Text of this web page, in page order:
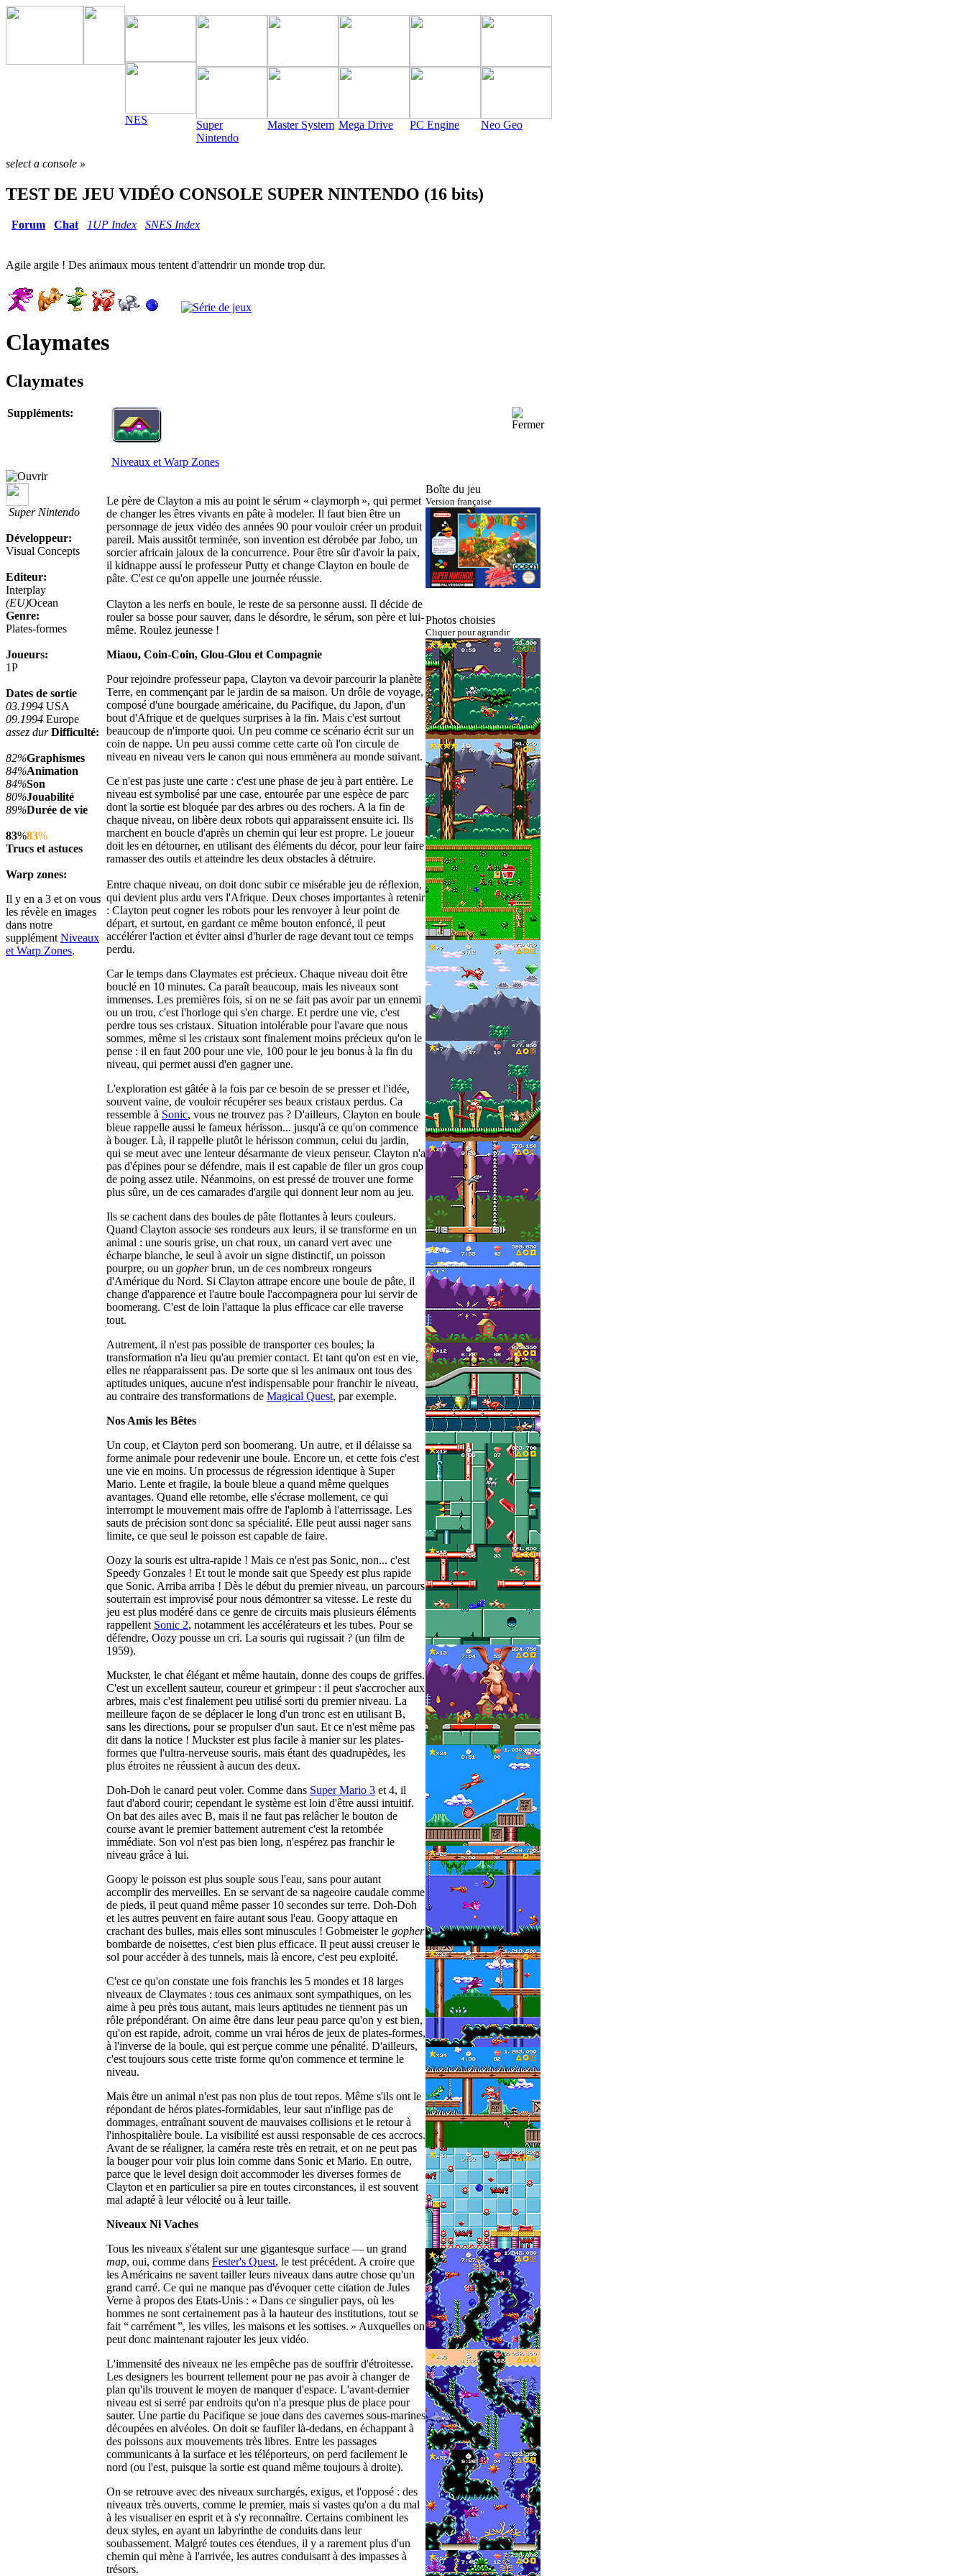
NES
Super
Nintendo
Master System Mega Drive PC Engine Neo Geo
select a console »
TEST DE JEU VIDÉO CONSOLE SUPER NINTENDO (16 bits)
Forum Chat 1UP Index SNES Index
Agile argile ! Des animaux mous tentent d'attendrir un monde trop dur.
Claymates
Claymates
Suppléments:
Niveaux et Warp Zones
Super Nintendo
Développeur:
Visual Concepts
Editeur:
Interplay
(EU)Ocean
Genre:
Plates-formes
Joueurs:
1P
Dates de sortie
03.1994 USA
09.1994 Europe
assez dur Difficulté:
82%Graphismes
84%Animation
84%Son
80%Jouabilité
89%Durée de vie
83%83%
Trucs et astuces
Warp zones:
Il y en a 3 et on vous
les révèle en images
dans notre
supplément Niveaux
et Warp Zones.
Le père de Clayton a mis au point le sérum « claymorph », qui permet
de changer les êtres vivants en pâte à modeler. Il faut bien être un
personnage de jeux vidéo des années 90 pour vouloir créer un produit
pareil. Mais aussitôt terminée, son invention est dérobée par Jobo, un
sorcier africain jaloux de la concurrence. Pour être sûr d'avoir la paix,
il kidnappe aussi le professeur Putty et change Clayton en boule de
pâte. C'est ce qu'on appelle une journée réussie.
Clayton a les nerfs en boule, le reste de sa personne aussi. Il décide de
rouler sa bosse pour sauver, dans le désordre, le sérum, son père et lui-
même. Roulez jeunesse !
Miaou, Coin-Coin, Glou-Glou et Compagnie
Pour rejoindre professeur papa, Clayton va devoir parcourir la planète
Terre, en commençant par le jardin de sa maison. Un drôle de voyage,
composé d'une bourgade américaine, du Pacifique, du Japon, d'un
bout d'Afrique et de quelques surprises à la fin. Mais c'est surtout
beaucoup de n'importe quoi. Un peu comme ce scénario écrit sur un
coin de nappe. Un peu aussi comme cette carte où l'on circule de
niveau en niveau vers le canon qui nous emmènera au monde suivant.
Ce n'est pas juste une carte : c'est une phase de jeu à part entière. Le
niveau est symbolisé par une case, entourée par une espèce de parc
dont la sortie est bloquée par des arbres ou des rochers. A la fin de
chaque niveau, on libère deux robots qui apparaissent ensuite ici. Ils
marchent en boucle d'après un chemin qui leur est propre. Le joueur
doit les en détourner, en utilisant des éléments du décor, pour leur faire
ramasser des outils et atteindre les deux obstacles à détruire.
Entre chaque niveau, on doit donc subir ce misérable jeu de réflexion,
qui devient plus ardu vers l'Afrique. Deux choses importantes à retenir
: Clayton peut cogner les robots pour les renvoyer à leur point de
départ, et surtout, en gardant ce même bouton enfoncé, il peut
accélérer l'action et éviter ainsi d'hurler de rage devant tout ce temps
perdu.
Car le temps dans Claymates est précieux. Chaque niveau doit être
bouclé en 10 minutes. Ca paraît beaucoup, mais les niveaux sont
immenses. Les premières fois, si on ne se fait pas avoir par un ennemi
ou un trou, c'est l'horloge qui s'en charge. Et perdre une vie, c'est
perdre tous ses cristaux. Situation intolérable pour l'avare que nous
sommes, même si les cristaux sont finalement moins précieux qu'on le
pense : il en faut 200 pour une vie, 100 pour le jeu bonus à la fin du
niveau, qui permet aussi d'en gagner une.
L'exploration est gâtée à la fois par ce besoin de se presser et l'idée,
souvent vaine, de vouloir récupérer ses beaux cristaux perdus. Ca
ressemble à Sonic, vous ne trouvez pas ? D'ailleurs, Clayton en boule
bleue rappelle aussi le fameux hérisson... jusqu'à ce qu'on commence
à bouger. Là, il rappelle plutôt le hérisson commun, celui du jardin,
qui se meut avec une lenteur désarmante de vieux penseur. Clayton n'a
pas d'épines pour se défendre, mais il est capable de filer un gros coup
de poing assez utile. Néanmoins, on est pressé de trouver une forme
plus sûre, un de ces camarades d'argile qui donnent leur nom au jeu.
Ils se cachent dans des boules de pâte flottantes à leurs couleurs.
Quand Clayton associe ses rondeurs aux leurs, il se transforme en un
animal : une souris grise, un chat roux, un canard vert avec une
écharpe blanche, le seul à avoir un signe distinctif, un poisson
pourpre, ou un gopherbrun, un de ces nombreux rongeurs
d'Amérique du Nord. Si Clayton attrape encore une boule de pâte, il
change d'apparence et l'autre boule l'accompagnera pour lui servir de
boomerang. C'est de loin l'attaque la plus efficace car elle traverse
tout.
Autrement, il n'est pas possible de transporter ces boules; la
transformation n'a lieu qu'au premier contact. Et tant qu'on est en vie,
elles ne réapparaissent pas. De sorte que si les animaux ont tous des
aptitudes uniques, aucune n'est indis­pensable pour franchir le niveau,
au contraire des transfor­mations de Magical Quest, par exemple.
Nos Amis les Bêtes
Un coup, et Clayton perd son boomerang. Un autre, et il délaisse sa
forme animale pour redevenir une boule. Encore un, et cette fois c'est
une vie en moins. Un processus de régression identique à Super
Mario. Lente et fragile, la boule bleue a quand même quelques
avantages. Quand elle re­tombe, elle s'écrase mollement, ce qui
interrompt le mou­vement mais offre de l'aplomb à l'atterrissage. Les
sauts de précision sont donc sa spécialité. Elle peut aussi nager sans
limite, ce que seul le poisson est capable de faire.
Oozy la souris est ultra-rapide ! Mais ce n'est pas Sonic, non... c'est
Speedy Gonzales ! Et tout le monde sait que Speedy est plus rapide
que Sonic. Arriba arriba ! Dès le début du premier niveau, un parcours
souterrain est improvisé pour nous démontrer sa vitesse. Le reste du
jeu est plus modéré dans ce genre de circuits mais plusieurs éléments
rappellent Sonic 2, notamment les accélérateurs et les tubes. Pour se
défendre, Oozy pousse un cri. La souris qui rugissait ? (un film de
1959).
Muckster, le chat élégant et même hautain, donne des coups de griffes.
C'est un excellent sauteur, coureur et grimpeur : il peut s'accrocher aux
arbres, mais c'est finalement peu utilisé sorti du premier niveau. La
meilleure façon de se déplacer le long d'un tronc est en utilisant B,
sans les directions, pour se propulser d'un saut. Et ce n'est même pas
dit dans la notice ! Muckster est plus facile à manier sur les plates-
formes que l'ultra-nerveuse souris, mais étant des quadrupèdes, les
plus étroites ne réussient à aucun des deux.
Doh-Doh le canard peut voler. Comme dans Super Mario 3 et 4, il
faut d'abord courir; cependant le système est loin d'être aussi intuitif.
On bat des ailes avec B, mais il ne faut pas relâcher le bouton de
course avant le premier battement autrement c'est la retombée
immédiate. Son vol n'est pas bien long, n'espérez pas franchir le
niveau grâce à lui.
Goopy le poisson est plus souple sous l'eau, sans pour autant
accomplir des merveilles. En se servant de sa nageoire caudale comme
de pieds, il peut quand même passer 10 secondes sur terre. Doh-Doh
et les autres peuvent en faire autant sous l'eau. Goopy attaque en
crachant des bulles, mais elles sont minuscules ! Gobmeister le gopher
bombarde de noisettes, c'est bien plus efficace. Il peut aussi creuser le
sol pour accéder à des tunnels, mais là encore, c'est peu exploité.
C'est ce qu'on constate une fois franchis les 5 mondes et 18 larges
niveaux de Claymates : tous ces animaux sont sympa­thiques, on les
aime à peu près tous autant, mais leurs aptitudes ne tiennent pas un
rôle prépondérant. On aime être dans leur peau parce qu'on y est bien,
qu'on est rapide, adroit, comme un vrai héros de jeux de plates-formes,
à l'inverse de la boule, qui est perçue comme une pénalité. D'ailleurs,
c'est toujours sous cette triste forme qu'on commence et termine le
niveau.
Mais être un animal n'est pas non plus de tout repos. Même s'ils ont le
répondant de héros plates-formidables, leur saut n'inflige pas de
dommages, entraînant souvent de mauvaises collisions et le retour à
l'inhospitalière boule. La visibilité est aussi responsable de ces accrocs.
Avant de se réaligner, la caméra reste très en retrait, et on ne peut pas
la bouger pour voir plus loin comme dans Sonic et Mario. En outre,
parce que le level design doit accommoder les diverses formes de
Clayton et en particulier sa pire en toutes circonstances, il est souvent
mal adapté à leur vélocité ou à leur taille.
Niveaux Ni Vaches
Tous les niveaux s'étalent sur une gigantesque surface — un grand
map, oui, comme dans Fester's Quest, le test précédent. A croire que
les Américains ne savent tailler leurs niveaux dans autre chose qu'un
grand carré. Ce qui ne manque pas d'évoquer cette citation de Jules
Verne à propos des Etats-Unis : « Dans ce singulier pays, où les
hommes ne sont certainement pas à la hauteur des institutions, tout se
fait “ carrément ”, les villes, les maisons et les sottises. » Auxquelles on
peut donc maintenant rajouter les jeux vidéo.
L'immensité des niveaux ne les empêche pas de souffrir d'étroitesse.
Les designers les bourrent tellement pour ne pas avoir à changer de
plan qu'ils trouvent le moyen de manquer d'espace. L'avant-dernier
niveau est si serré par endroits qu'on n'a presque plus de place pour
sauter. Une partie du Pacifique se joue dans des cavernes sous-marines
découpées en alvéoles. On doit se faufiler là-dedans, en échappant à
des poissons aux mouvements très libres. Entre les passages
communicants à la surface et les téléporteurs, on perd facilement le
nord (ou l'est, puisque la sortie est quand même toujours à droite).
On se retrouve avec des niveaux surchargés, exigus, et l'opposé : des
niveaux très ouverts, comme le premier, mais si vastes qu'on a du mal
à les visualiser en esprit et à s'y reconnaître. Certains combinent les
deux styles, en ayant un labyrinthe de conduits dans leur
soubassement. Malgré toutes ces étendues, il y a rarement plus d'un
chemin qui mène à l'arrivée, les autres conduisant à des impasses à
trésors.
Boîte du jeu
Version française
Photos choisies
Cliquer pour agrandir